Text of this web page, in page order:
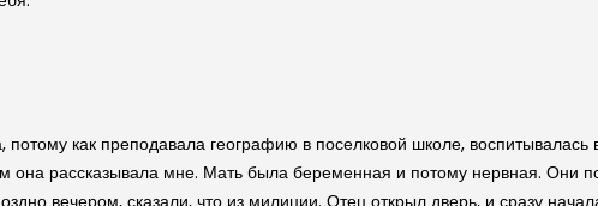
как преподавала географию в поселковой школе,
она рассказывала мне. Мать была беременная и потому нервная. Они